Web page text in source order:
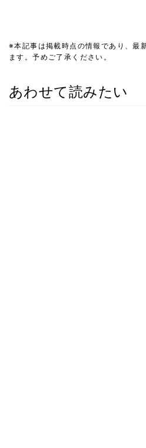
※本記事は掲載時点の情報であり、最
ます。予めご了承ください。
あわせて読みたい